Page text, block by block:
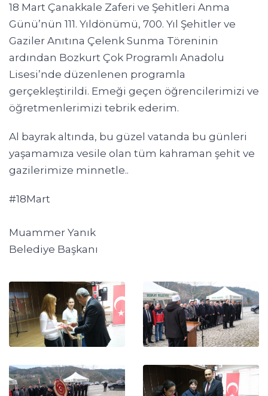
18 Mart Çanakkale Zaferi ve Şehitleri Anma
Günü’nün 111. Yıldönümü, 700. Yıl Şehitler ve
Gaziler Anıtına Çelenk Sunma Töreninin
ardından Bozkurt Çok Programlı Anadolu
Lisesi’nde düzenlenen programla
gerçekleştirildi. Emeği geçen öğrencilerimizi ve
öğretmenlerimizi tebrik ederim.
Al bayrak altında, bu güzel vatanda bu günleri
yaşamamıza vesile olan tüm kahraman şehit ve
gazilerimize minnetle..
#18Mart
Muammer Yanık
Belediye Başkanı